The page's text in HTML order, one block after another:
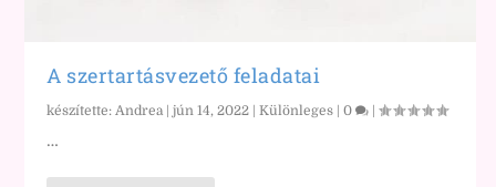
A szertartásvezető feladatai
készítette:Andrea |jún 14, 2022 |Különleges |0 |
…